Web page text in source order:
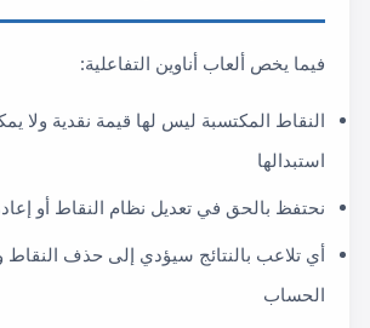
فيما يخص ألعاب أناوين التفاعلية:
النقاط المكتسبة ليس لها قيمة نقدية ولا
استبدالها
نحتفظ بالحق في تعديل نظام النقاط أو
أي تلاعب بالنتائج سيؤدي إلى حذف النقاط
الحساب